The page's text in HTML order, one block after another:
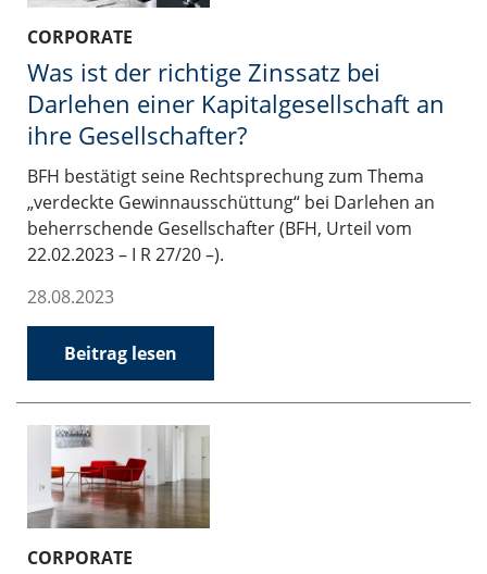
CORPORATE
Was ist der richtige Zinssatz bei
Darlehen einer Kapitalgesellschaft an
ihre Gesellschafter?
BFH bestätigt seine Rechtsprechung zum Thema
„verdeckte Gewinnausschüttung“ bei Darlehen an
beherrschende Gesellschafter (BFH, Urteil vom
22.02.2023 – I R 27/20 –).
28.08.2023
Beitrag lesen
CORPORATE